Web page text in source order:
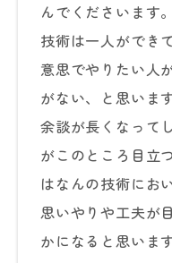
んでくださいます。
技術は一人ができ
意思でやりたい人
がない、と思います
余談が長くなって
がこのところ目立
はなんの技術にお
思いやりや工夫が
かになると思いま